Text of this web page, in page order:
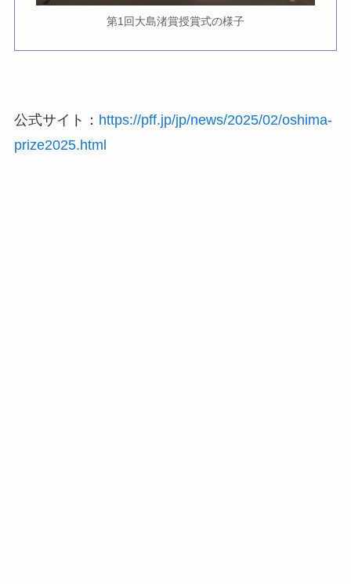
第1回大島渚賞授賞式の様子
公式サイト： https://pff.jp/jp/news/2025/02/oshima-
prize2025.html